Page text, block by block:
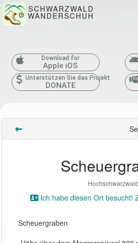
SCHWARZWALD
WANDERSCHUH
Download for
Apple iOS
Unterstützen Sie das Projekt
DONATE
Hochschwarzwald
Ich habe diesen Ort besucht!
Scheuergraben